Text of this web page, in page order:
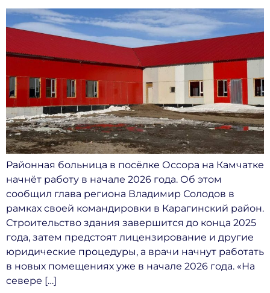
Районная больница в посёлке Оссора на Камчатке
начнёт работу в начале 2026 года. Об этом
сообщил глава региона Владимир Солодов в
рамках своей командировки в Карагинский район.
Строительство здания завершится до конца 2025
года, затем предстоят лицензирование и другие
юридические процедуры, а врачи начнут работать
в новых помещениях уже в начале 2026 года. «На
севере […]